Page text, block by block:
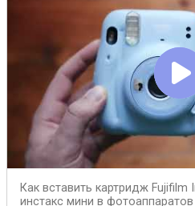
Как вставить картридж
инстакс мини в